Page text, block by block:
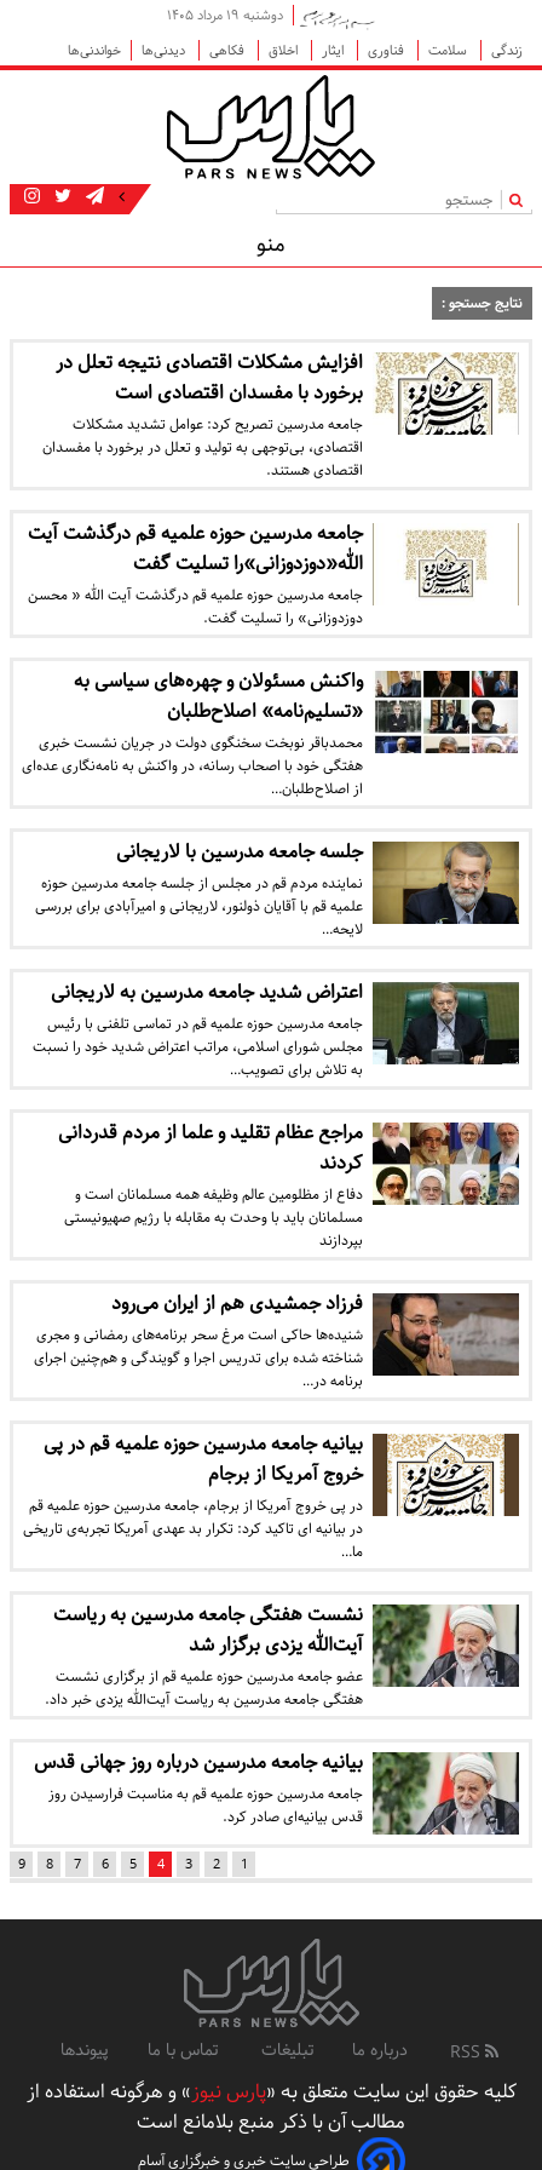
دوشنبه ۱۹ مرداد ۱۴۰۵
زندگی
سلامت فناوری ایثار اخلاق فکاهی دیدنی‌ها خواندنی‌ها
|
منو
نتایج جستجو :
افزایش مشکلات اقتصادی نتیجه تعلل در
برخورد با مفسدان اقتصادی است
جامعه مدرسین تصریح کرد: عوامل تشدید مشکلات
اقتصادی، بی‌توجهی‌ به تولید و تعلل در برخورد با مفسدان
اقتصادی هستند.
جامعه مدرسین حوزه علمیه قم درگذشت آیت
الله«دوزدوزانی»را تسلیت گفت
جامعه مدرسین حوزه علمیه قم درگذشت آیت الله « محسن
دوزدوزانی» را تسلیت گفت.
واکنش مسئولان و چهره‌های سیاسی به
«تسلیم‌نامه» اصلاح‌طلبان
محمدباقر نوبخت سخنگوی دولت در جریان نشست خبری
هفتگی خود با اصحاب رسانه، در واکنش به نامه‌نگاری عده‌ای
از اصلاح‌طلبان…
جلسه جامعه مدرسین با لاریجانی
نماینده مردم قم در مجلس از جلسه جامعه مدرسین حوزه
علمیه قم با آقایان ذولنور، لاریجانی و امیرآبادی برای بررسی
لایحه…
اعتراض شدید جامعه مدرسین به لاریجانی
​جامعه مدرسین حوزه علمیه قم در تماسی تلفنی با رئیس
مجلس شورای اسلامی، مراتب اعتراض شدید خود را نسبت
به تلاش برای تصویب…
مراجع عظام تقلید و علما از مردم قدردانی
کردند
دفاع از مظلومین عالم وظیفه همه مسلمانان است و
مسلمانان باید با وحدت به مقابله با رژیم صهیونیستی
بپردازند
فرزاد جمشیدی هم از ایران می‌رود
شنیده‌ها حاکی است مرغ سحر برنامه‌های رمضانی و مجری
شناخته شده برای تدریس اجرا و گویندگی و هم‌چنین اجرای
برنامه در…
بیانیه جامعه مدرسین حوزه علمیه قم در پی
خروج آمریکا از برجام
در پی خروج آمریکا از برجام، جامعه مدرسین حوزه علمیه قم
در بیانیه ای تاکید کرد: تکرار بد عهدی آمریکا تجربه‌ی تاریخی
ما…
نشست هفتگی جامعه مدرسین به ریاست
آیت‌الله یزدی برگزار شد
عضو جامعه مدرسین حوزه علمیه قم از برگزاری نشست
هفتگی جامعه مدرسین به ریاست آیت‌الله یزدی خبر داد.
بیانیه جامعه مدرسین درباره روز جهانی قدس
جامعه مدرسین حوزه علمیه قم به مناسبت فرارسیدن روز
قدس بیانیه‌ای صادر کرد.
1
2
3
4
5
6
7
8
9
درباره ما تبلیغات تماس با ما پیوندها
کلیه حقوق این سایت متعلق به «پارس نیوز» و هرگونه استفاده از
مطالب آن با ذکر منبع بلامانع است
طراحی سایت خبری و خبرگزاری آسام